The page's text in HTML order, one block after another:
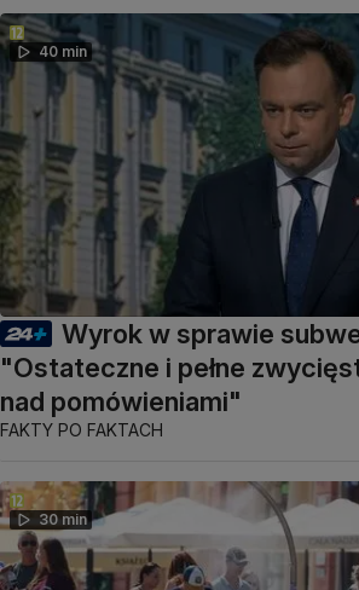
40 min
Wyrok w sprawie
"Ostateczne i pełne
nad pomówieniami"
FAKTY PO FAKTACH
30 min